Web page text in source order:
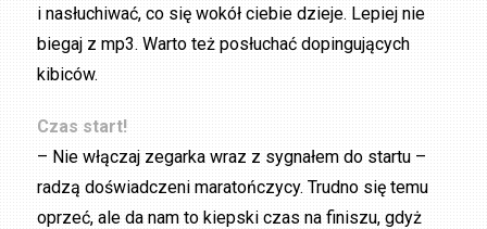
i nasłuchiwać, co się wokół ciebie dzieje. Lepiej nie
biegaj z mp3. Warto też posłuchać dopingujących
kibiców.
Czas start!
– Nie włączaj zegarka wraz z sygnałem do startu –
radzą doświadczeni maratończycy. Trudno się temu
oprzeć, ale da nam to kiepski czas na finiszu, gdyż